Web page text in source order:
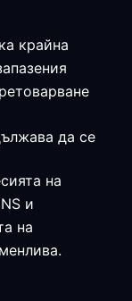
крайна
да се
на
и
на